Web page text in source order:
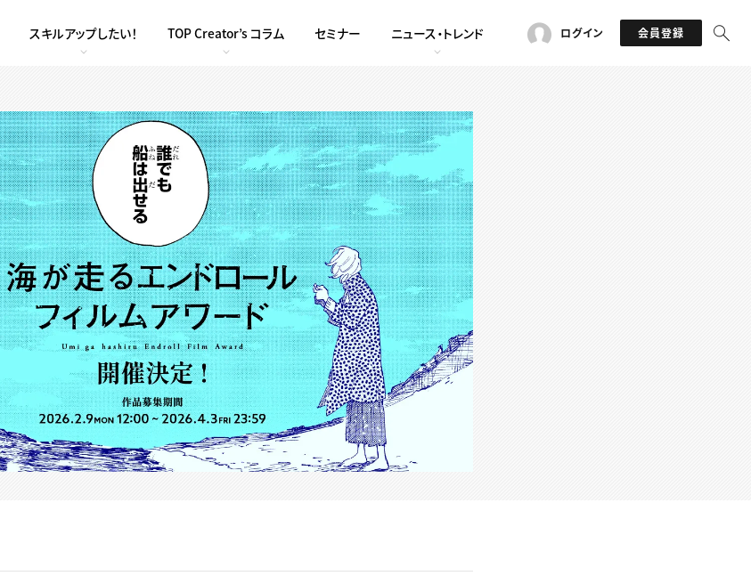
スキルアップしたい！ TOP Creator’s コラム セミナー ニュース・トレンド ログイン 会員登録